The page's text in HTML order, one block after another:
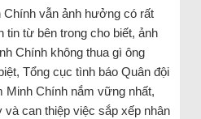
Chính vẫn ảnh hưởng có rất
tin từ bên trong cho biết, ảnh
Chính không thua gì ông
Tổng cục tình báo Quân đội
Minh Chính nắm vững nhất,
và can thiệp việc sắp xếp nhân